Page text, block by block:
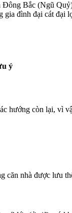
Bắc (Ngũ
đình đại cát đại
ý
còn lại, vì
nhà được lưu